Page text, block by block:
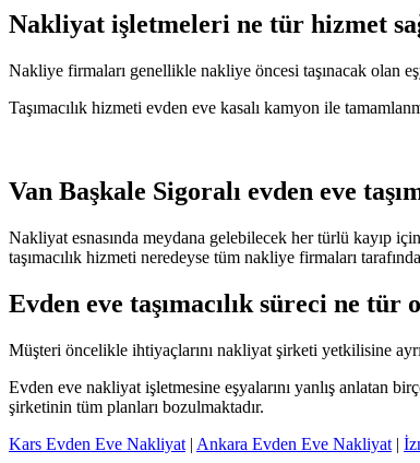
Nakliyat işletmeleri ne tür hizmet
Nakliye firmaları genellikle nakliye öncesi taşınacak olan
Taşımacılık hizmeti evden eve kasalı kamyon ile
Van Başkale Sigoralı evden eve
Nakliyat esnasında meydana gelebilecek her türlü kayıp
taşımacılık hizmeti neredeyse tüm nakliye firmaları
Evden eve taşımacılık süreci ne tür
Müşteri öncelikle ihtiyaçlarını nakliyat şirketi yetkilisine
Evden eve nakliyat işletmesine eşyalarını yanlış anlatan
şirketinin tüm planları bozulmaktadır.
Kars Evden Eve Nakliyat | Ankara Evden Eve Nakliyat |